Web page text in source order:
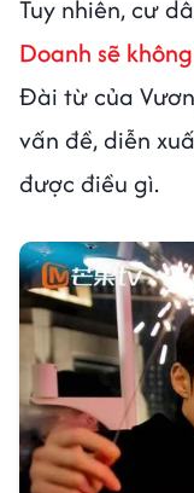
Tuy nhiên, cư
Doanh sẽ
Đài từ của
vấn đề, diễn
được điều gì.